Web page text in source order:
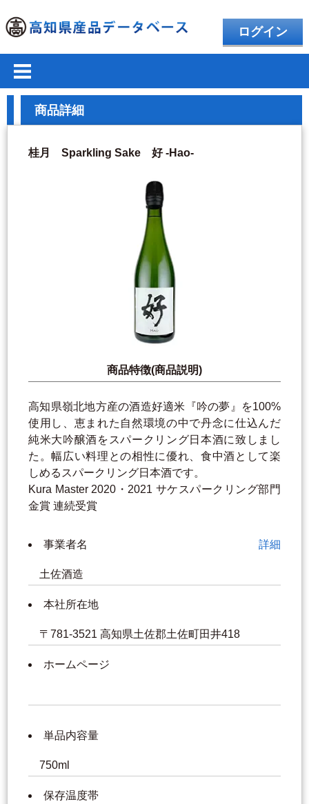
ログイン
商品詳細
桂月 Sparkling Sake 好 -Hao-
商品特徴(商品説明)
高知県嶺北地方産の酒造好適米『吟の夢』を100%
使用し、恵まれた自然環境の中で丹念に仕込んだ
純米大吟醸酒をスパークリング日本酒に致しまし
た。幅広い料理との相性に優れ、食中酒として楽
しめるスパークリング日本酒です。
Kura Master 2020・2021 サケスパークリング部門
金賞 連続受賞
事業者名 詳細
土佐酒造
本社所在地
〒781-3521 高知県土佐郡土佐町田井418
ホームページ
単品内容量
750ml
保存温度帯